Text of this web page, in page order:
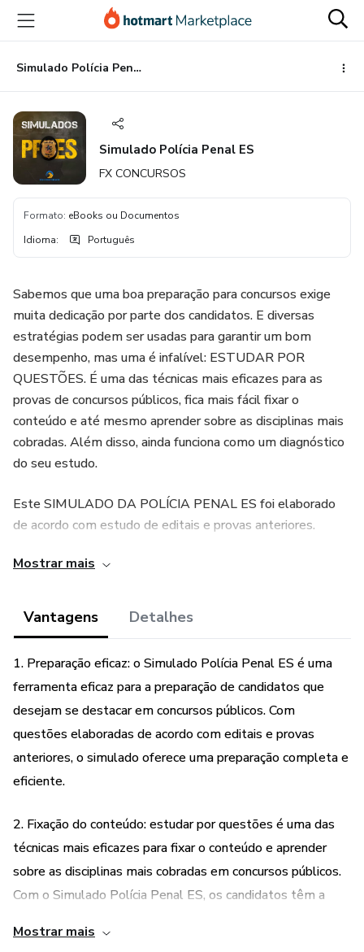
para
conteúdo
principal
para
pagamento
para
rodapé
Simulado Polícia Penal ES
Simulado Polícia Penal ES
FX CONCURSOS
Formato: eBooks ou Documentos
Idioma: Português
Sabemos que uma boa preparação para concursos exige
muita dedicação por parte dos candidatos. E diversas
estratégias podem ser usadas para garantir um bom
desempenho, mas uma é infalível: ESTUDAR POR
QUESTÕES. É uma das técnicas mais eficazes para as
provas de concursos públicos, fica mais fácil fixar o
conteúdo e até mesmo aprender sobre as disciplinas mais
cobradas. Além disso, ainda funciona como um diagnóstico
do seu estudo.
Este SIMULADO DA POLÍCIA PENAL ES foi elaborado
de acordo com estudo de editais e provas anteriores.
Bons estudos!!
Mostrar mais
Vantagens Detalhes
1. Preparação eficaz: o Simulado Polícia Penal ES é uma
ferramenta eficaz para a preparação de candidatos que
desejam se destacar em concursos públicos. Com
questões elaboradas de acordo com editais e provas
anteriores, o simulado oferece uma preparação completa e
eficiente.
2. Fixação do conteúdo: estudar por questões é uma das
técnicas mais eficazes para fixar o conteúdo e aprender
sobre as disciplinas mais cobradas em concursos públicos.
Com o Simulado Polícia Penal ES, os candidatos têm a
fácil e eficiente.
Mostrar mais